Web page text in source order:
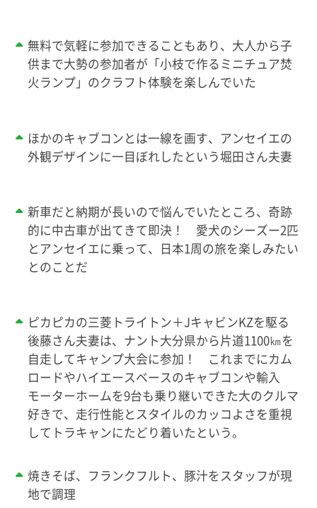
無料で気軽に参加できることもあり、大人から子
供まで大勢の参加者が「小枝で作るミニチュア焚
火ランプ」のクラフト体験を楽しんでいた
ほかのキャブコンとは一線を画す、アンセイエの
外観デザインに一目ぼれしたという堀田さん夫妻
新車だと納期が長いので悩んでいたところ、奇跡
的に中古車が出てきて即決！ 愛犬のシーズー2匹
とアンセイエに乗って、日本1周の旅を楽しみたい
とのことだ
ピカピカの三菱トライトン＋JキャビンKZを駆る
後藤さん夫妻は、ナント大分県から片道1100㎞を
自走してキャンプ大会に参加！ これまでにカム
ロードやハイエースベースのキャブコンや輸入
モーターホームを9台も乗り継いできた大のクルマ
好きで、走行性能とスタイルのカッコよさを重視
してトラキャンにたどり着いたという。
焼きそば、フランクフルト、豚汁をスタッフが現
地で調理